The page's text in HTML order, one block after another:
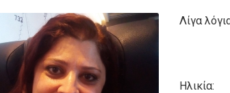
Λίγα
Ηλικία: